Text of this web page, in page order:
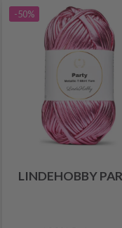
-50%
LINDEHOBBY